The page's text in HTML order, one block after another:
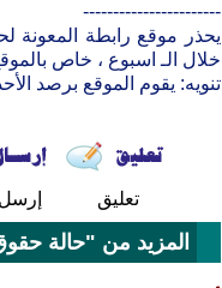
-----------------------
خلال الـ اسبوع ، خاص
تنويه: يقوم الموقع برصد
تعليق
المزيد من "حالة